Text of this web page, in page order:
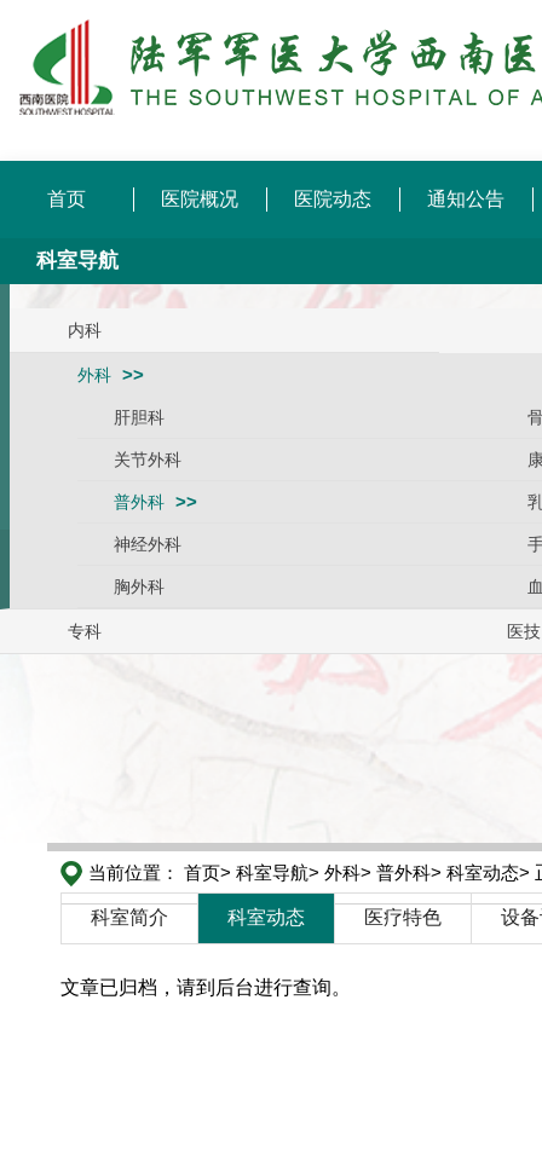
首页 医院概况 医院动态 通知公告
科室导航
内科
外科
肝胆科
关节外科
普外科
神经外科
胸外科
专科 医技
当前位置： 首页> 科室导航> 外科> 普外科> 科室动态>
科室简介 科室动态 医疗特色 设
文章已归档，请到后台进行查询。